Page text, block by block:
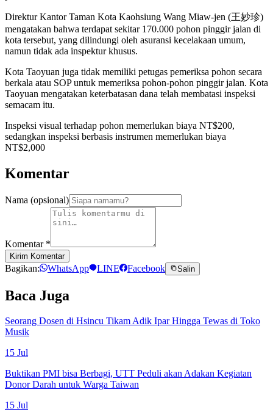
Direktur Kantor Taman Kota Kaohsiung Wang Miaw-jen (王妙珍)
mengatakan bahwa terdapat sekitar 170.000 pohon pinggir jalan di
kota tersebut, yang dilindungi oleh asuransi kecelakaan umum,
namun tidak ada inspektur khusus.
Kota Taoyuan juga tidak memiliki petugas pemeriksa pohon secara
berkala atau SOP untuk memeriksa pohon-pohon pinggir jalan. Kota
Taoyuan mengatakan keterbatasan dana telah membatasi inspeksi
semacam itu.
Inspeksi visual terhadap pohon memerlukan biaya NT$200,
sedangkan inspeksi berbasis instrumen memerlukan biaya
NT$2,000
Komentar
Nama (opsional)
Komentar *
Kirim Komentar
Bagikan: WhatsApp LINE Facebook Salin
Baca Juga
Seorang Dosen di Hsincu Tikam Adik Ipar Hingga Tewas di Toko
Musik
15 Jul
Buktikan PMI bisa Berbagi, UTT Peduli akan Adakan Kegiatan
Donor Darah untuk Warga Taiwan
15 Jul